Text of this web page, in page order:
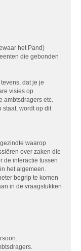
het Pand)
die gebonden
dat je je
visies op
ambtsdragers etc.
staat, wordt op dit
waarop
over zaken die
de interactie tussen
het algemeen.
begrip te komen
in de vraagstukken